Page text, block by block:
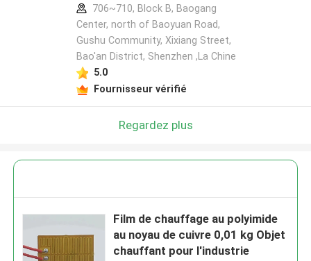
706~710, Block B, Baogang
Center, north of Baoyuan Road,
Gushu Community, Xixiang Street,
Bao'an District, Shenzhen ,La Chine
5.0
Fournisseur vérifié
Regardez plus
Film de chauffage au polyimide
au noyau de cuivre 0,01 kg Objet
chauffant pour l'industrie